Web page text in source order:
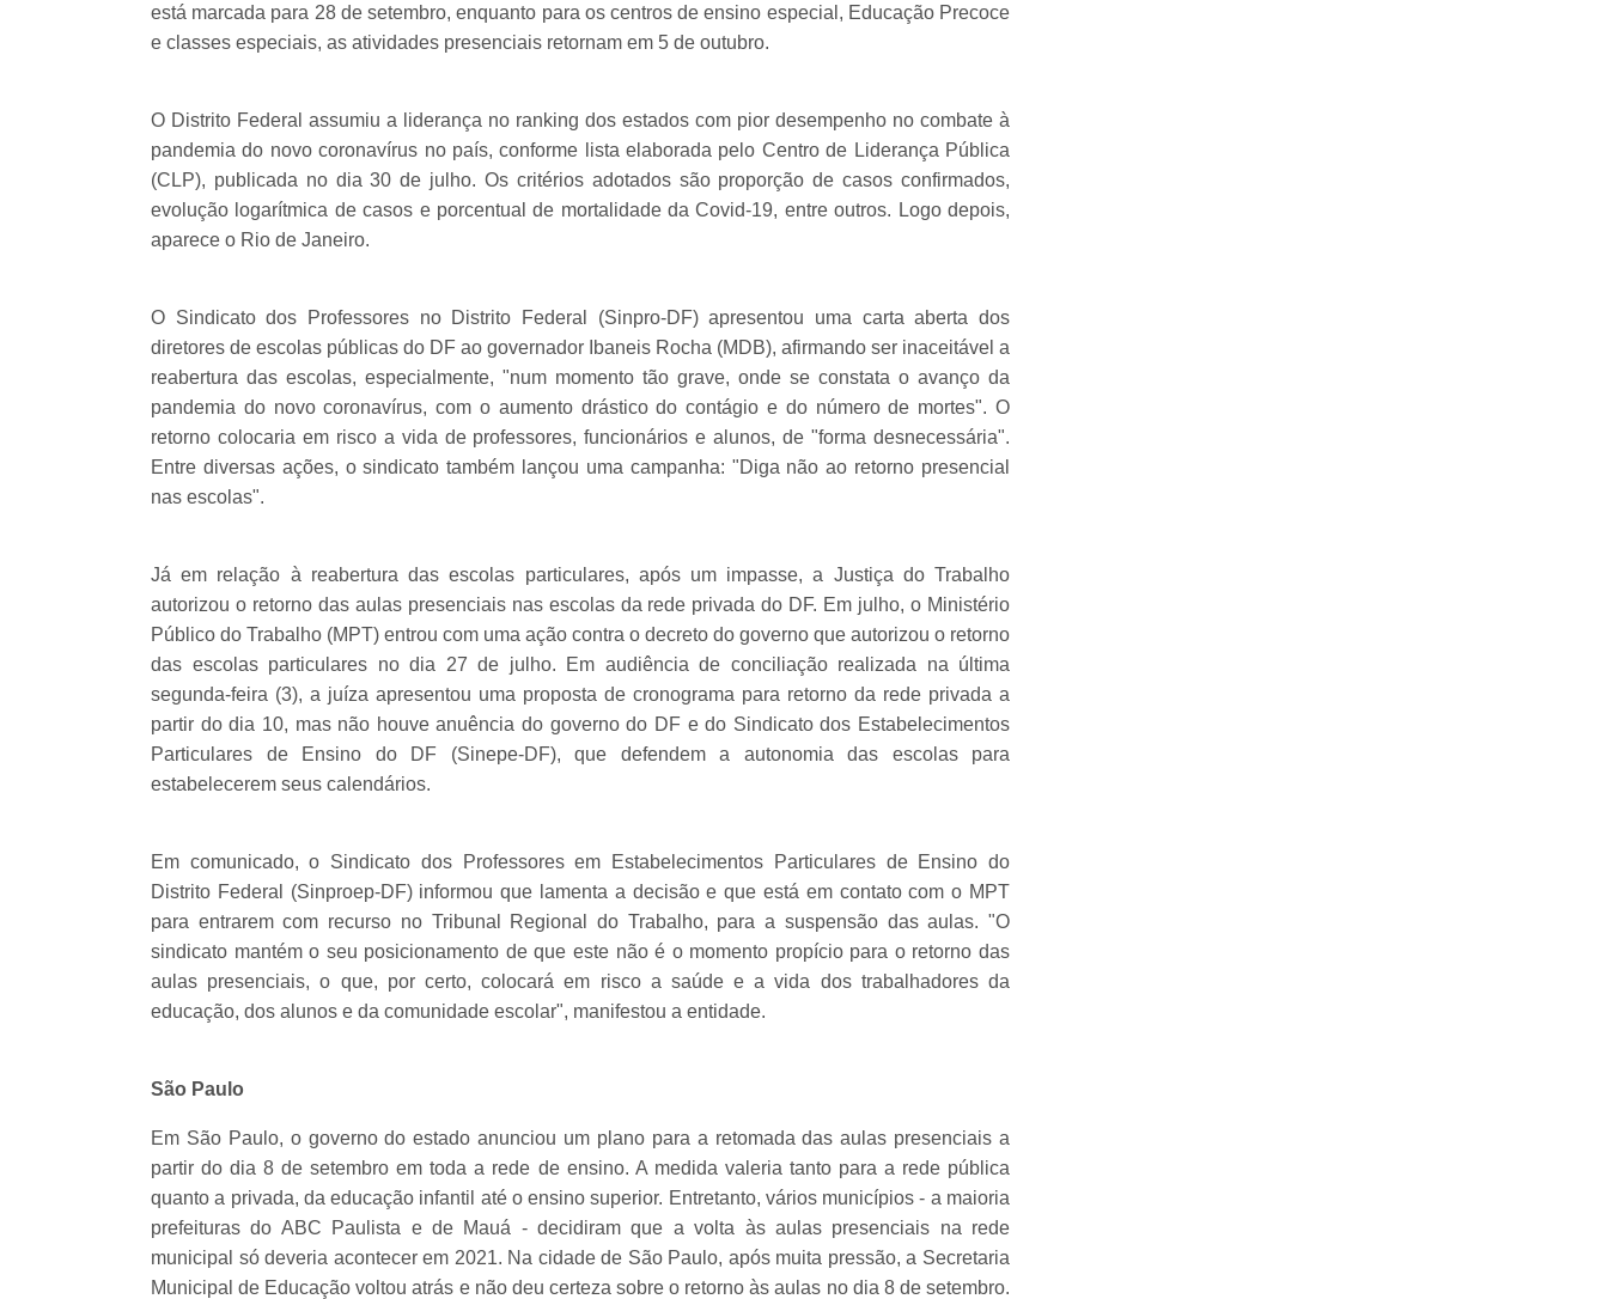
está marcada para 28 de setembro, enquanto para os centros de ensino especial, Educação Precoce
e classes especiais, as atividades presenciais retornam em 5 de outubro.
O Distrito Federal assumiu a liderança no ranking dos estados com pior desempenho no combate à
pandemia do novo coronavírus no país, conforme lista elaborada pelo Centro de Liderança Pública
(CLP), publicada no dia 30 de julho. Os critérios adotados são proporção de casos confirmados,
evolução logarítmica de casos e porcentual de mortalidade da Covid-19, entre outros. Logo depois,
aparece o Rio de Janeiro.
O Sindicato dos Professores no Distrito Federal (Sinpro-DF) apresentou uma carta aberta dos
diretores de escolas públicas do DF ao governador Ibaneis Rocha (MDB), afirmando ser inaceitável a
reabertura das escolas, especialmente, "num momento tão grave, onde se constata o avanço da
pandemia do novo coronavírus, com o aumento drástico do contágio e do número de mortes". O
retorno colocaria em risco a vida de professores, funcionários e alunos, de "forma desnecessária".
Entre diversas ações, o sindicato também lançou uma campanha: "Diga não ao retorno presencial
nas escolas".
Já em relação à reabertura das escolas particulares, após um impasse, a Justiça do Trabalho
autorizou o retorno das aulas presenciais nas escolas da rede privada do DF. Em julho, o Ministério
Público do Trabalho (MPT) entrou com uma ação contra o decreto do governo que autorizou o retorno
das escolas particulares no dia 27 de julho. Em audiência de conciliação realizada na última
segunda-feira (3), a juíza apresentou uma proposta de cronograma para retorno da rede privada a
partir do dia 10, mas não houve anuência do governo do DF e do Sindicato dos Estabelecimentos
Particulares de Ensino do DF (Sinepe-DF), que defendem a autonomia das escolas para
estabelecerem seus calendários.
Em comunicado, o Sindicato dos Professores em Estabelecimentos Particulares de Ensino do
Distrito Federal (Sinproep-DF) informou que lamenta a decisão e que está em contato com o MPT
para entrarem com recurso no Tribunal Regional do Trabalho, para a suspensão das aulas. "O
sindicato mantém o seu posicionamento de que este não é o momento propício para o retorno das
aulas presenciais, o que, por certo, colocará em risco a saúde e a vida dos trabalhadores da
educação, dos alunos e da comunidade escolar", manifestou a entidade.
São Paulo
Em São Paulo, o governo do estado anunciou um plano para a retomada das aulas presenciais a
partir do dia 8 de setembro em toda a rede de ensino. A medida valeria tanto para a rede pública
quanto a privada, da educação infantil até o ensino superior. Entretanto, vários municípios - a maioria
prefeituras do ABC Paulista e de Mauá - decidiram que a volta às aulas presenciais na rede
municipal só deveria acontecer em 2021. Na cidade de São Paulo, após muita pressão, a Secretaria
Municipal de Educação voltou atrás e não deu certeza sobre o retorno às aulas no dia 8 de setembro.